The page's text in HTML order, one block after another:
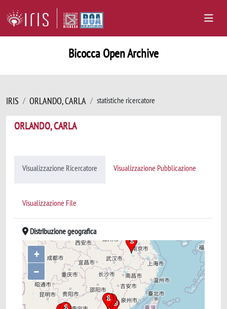
Bicocca Open Archive
IRIS ORLANDO, CARLA statistiche ricercatore
ORLANDO, CARLA
Visualizzazione Ricercatore Visualizzazione Pubblicazione
Visualizzazione File
Distribuzione geografica
+
–